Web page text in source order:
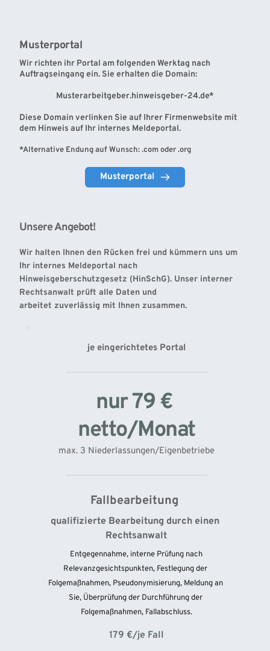
Musterportal
Wir richten ihr Portal am folgenden Werktag nach
Auftragseingang ein. Sie erhalten die Domain:
Musterarbeitgeber.hinweisgeber-24.de*
Diese Domain verlinken Sie auf Ihrer Firmenwebsite mit
dem Hinweis auf Ihr internes Meldeportal.
*Alternative Endung auf Wunsch: .com oder .org
Musterportal
Unsere Angebot!
Wir halten Ihnen den Rücken frei und kümmern uns um
Ihr internes Meldeportal nach
Hinweisgeberschutzgesetz (HinSchG). Unser interner
Rechtsanwalt prüft alle Daten und
arbeitet zuverlässig mit Ihnen zusammen.
je eingerichtetes Portal
nur 79 €
netto/Monat
max. 3 Niederlassungen/Eigenbetriebe
Fallbearbeitung
qualifizierte Bearbeitung durch einen
Rechtsanwalt
Relevanzgesichtspunkten, Festlegung der
Folgemaßnahmen, Pseudonymisierung, Meldung an
Sie, Überprüfung der Durchführung der
Folgemaßnahmen, Fallabschluss.
179 €/je Fall